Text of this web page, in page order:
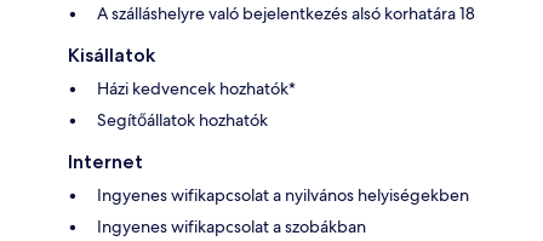
A szálláshelyre való bejelentkezés alsó korhatára 18
Kisállatok
Házi kedvencek hozhatók*
Segítőállatok hozhatók
Internet
Ingyenes wifikapcsolat a nyilvános helyiségekben
Ingyenes wifikapcsolat a szobákban